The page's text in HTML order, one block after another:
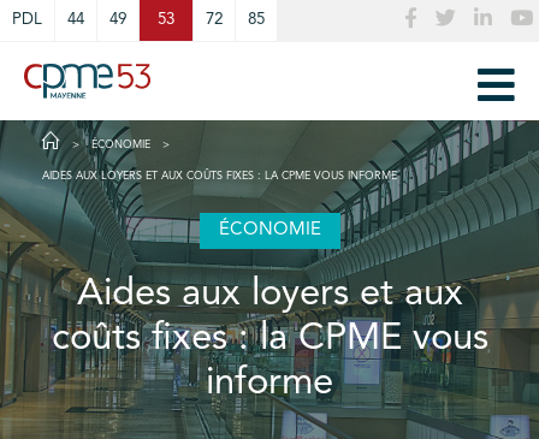
PDL 44 49 53 72 85
ÉCONOMIE
AIDES AUX LOYERS ET AUX COÛTS FIXES : LA CPME VOUS INFORME
ÉCONOMIE
Aides aux loyers et aux
coûts fixes : la CPME vous
informe
Cookies management panel